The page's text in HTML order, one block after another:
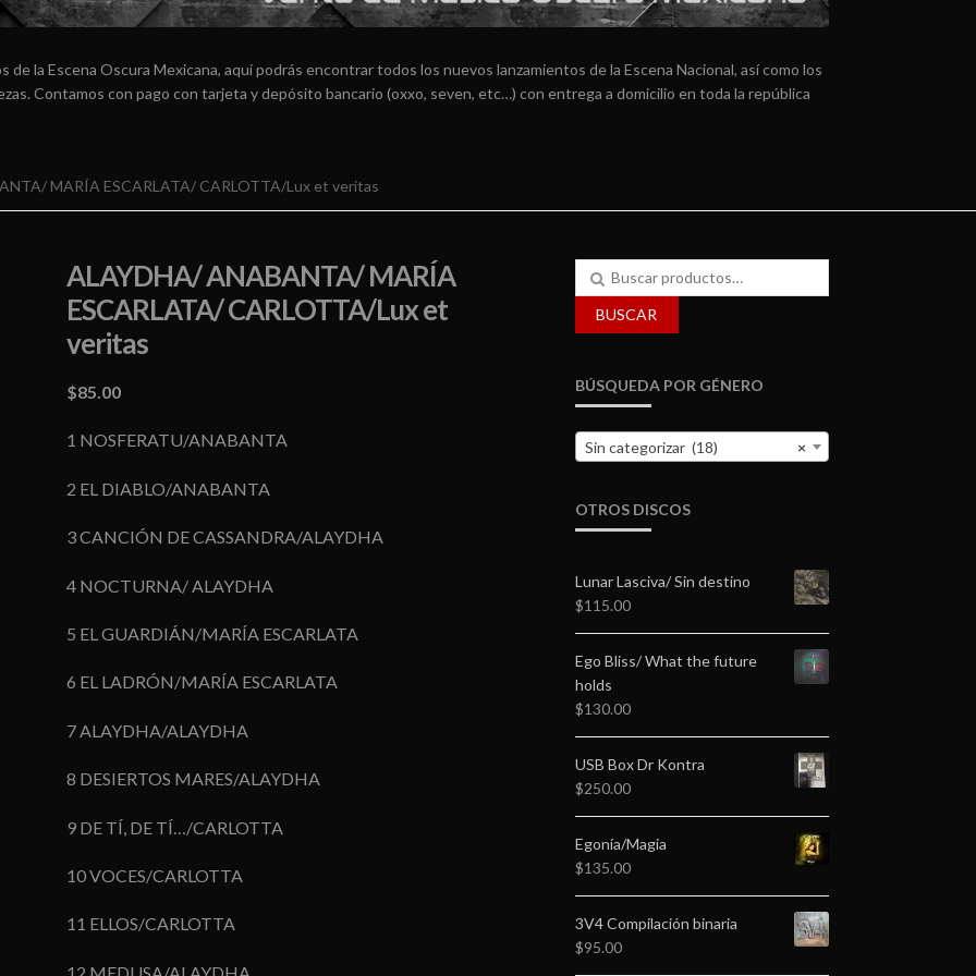
la Escena Oscura Mexicana, aquí podrás encontrar todos los nuevos lanzamientos de la Escena Nacional, así como los
Contamos con pago con tarjeta y depósito bancario (oxxo, seven, etc…) con entrega a domicilio en toda la república
MARÍA ESCARLATA/ CARLOTTA/Lux et veritas
ALAYDHA/ ANABANTA/ MARÍA
ESCARLATA/ CARLOTTA/Lux et
veritas
$85.00
1 NOSFERATU/ANABANTA
2 EL DIABLO/ANABANTA
3 CANCIÓN DE CASSANDRA/ALAYDHA
4 NOCTURNA/ ALAYDHA
5 EL GUARDIÁN/MARÍA ESCARLATA
6 EL LADRÓN/MARÍA ESCARLATA
7 ALAYDHA/ALAYDHA
8 DESIERTOS MARES/ALAYDHA
9 DE TÍ, DE TÍ…/CARLOTTA
10 VOCES/CARLOTTA
11 ELLOS/CARLOTTA
Buscar
por:
BUSCAR
BÚSQUEDA POR GÉNERO
×
Sin categorizar (18)
OTROS DISCOS
Lunar Lasciva/ Sin destino
$115.00
Ego Bliss/ What the future
holds
$130.00
USB Box Dr Kontra
$250.00
Egonía/Magia
$135.00
3V4 Compilación binaria
$95.00